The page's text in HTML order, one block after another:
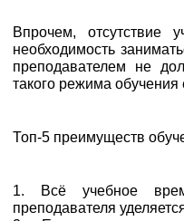
Впрочем, отсутствие
необходимость
преподавателем не
такого режима
Топ-5 преимуществ
1. Всё учебное
преподавателя